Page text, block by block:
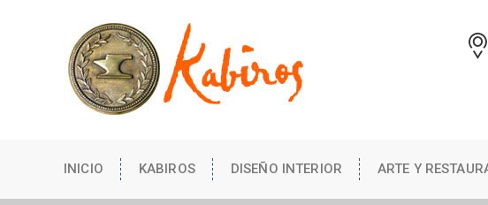
INICIO KABIROS DISEÑO INTERIOR ARTE Y